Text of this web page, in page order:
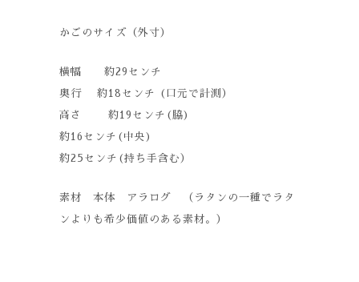
かごのサイズ（外寸）
横幅 約29センチ
奥行 約18センチ (口元で計測）
高さ 約19センチ(脇)
約16センチ(中央)
約25センチ(持ち手含む）
素材 本体 アラログ （ラタンの一種でラタ
ンよりも希少価値のある素材。）